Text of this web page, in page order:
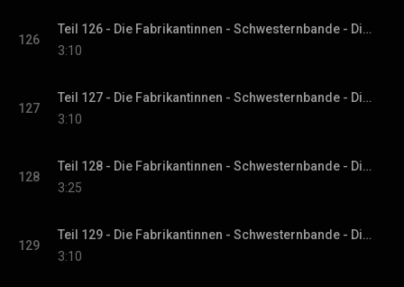
126
Teil 126 - Die Fabrikantinnen - Schwesternbande - Die Fabrikantinnen-Saga, Band 1
3:10
127
Teil 127 - Die Fabrikantinnen - Schwesternbande - Die Fabrikantinnen-Saga, Band 1
3:10
128
Teil 128 - Die Fabrikantinnen - Schwesternbande - Die Fabrikantinnen-Saga, Band 1
3:25
129
Teil 129 - Die Fabrikantinnen - Schwesternbande - Die Fabrikantinnen-Saga, Band 1
3:10